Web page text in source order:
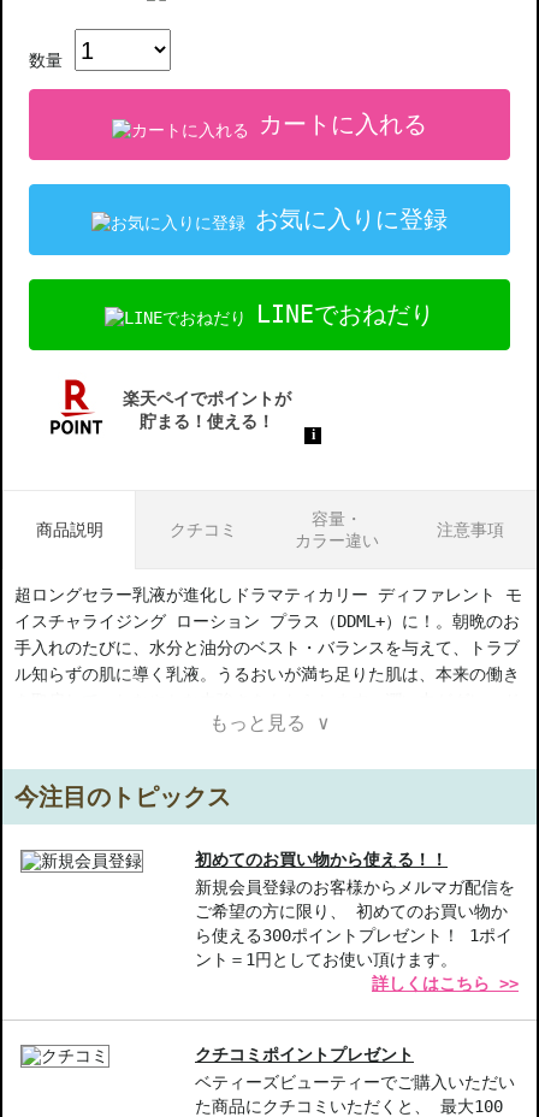
数量
カートに入れる
お気に入りに登録
LINEでおねだり
商品説明 クチコミ
容量・
カラー違い
注意事項
超ロングセラー乳液が進化しドラマティカリー ディファレント モ
イスチャライジング ローション プラス（DDML+）に！。朝晩のお
手入れのたびに、水分と油分のベスト・バランスを与えて、トラブ
ル知らずの肌に導く乳液。うるおいが満ち足りた肌は、本来の働き
【ギフト好適品】
潤い力の進化-肌に必要な水分と油分を最適に供給し、潤いをしっ
トラブルに強い-肌を柔らかく整え、トラブルの起こりにくい健康
使いやすさ抜群-毎日のお手入れに簡単に取り入れられるなめらか
【こんな方へおすすめ】
乾燥肌やトラブルが気になる方
肌のうるおいをサポートしたい方
もっと見る ∨
今注目のトピックス
初めてのお買い物から使える！！
新規会員登録のお客様からメルマガ配信を
ご希望の方に限り、 初めてのお買い物か
ら使える300ポイントプレゼント！ 1ポイ
ント＝1円としてお使い頂けます。
詳しくはこちら >>
クチコミポイントプレゼント
ベティーズビューティーでご購入いただい
た商品にクチコミいただくと、 最大100